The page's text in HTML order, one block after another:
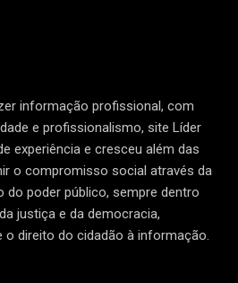
informação profissional, com
e profissionalismo, site Líder
experiência e cresceu além das
o compromisso social através da
poder público, sempre dentro
justiça e da democracia,
o direito do cidadão à informação.